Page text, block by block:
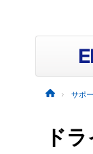
サポ
ド